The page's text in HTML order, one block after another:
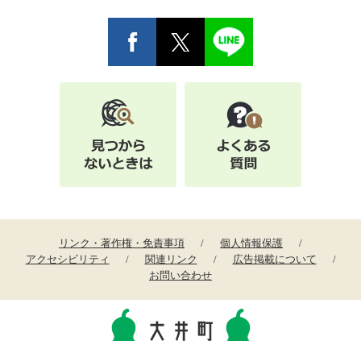
リンク・著作権・免責事項
個人情報保護
アクセシビリティ
関連リンク
広告掲載について
お問い合わせ